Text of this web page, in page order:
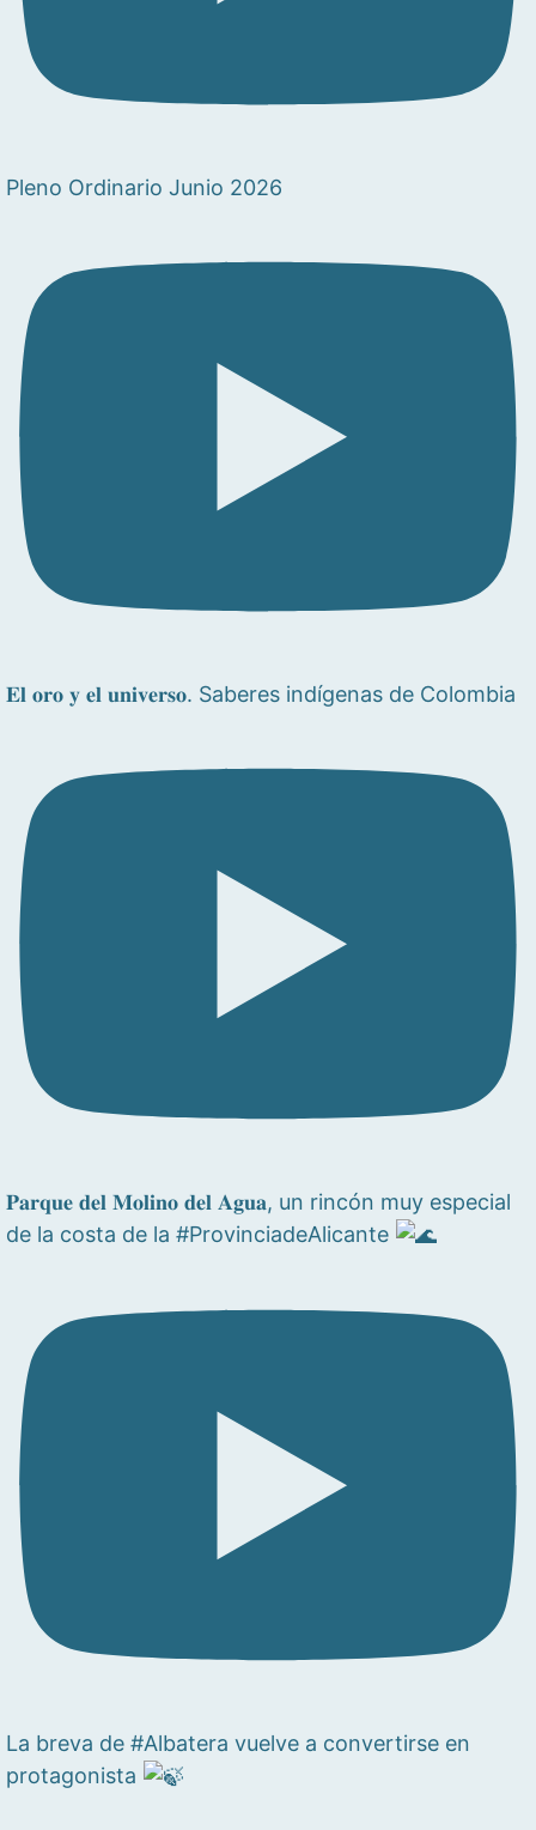
Pleno Ordinario Junio 2026
𝐄𝐥 𝐨𝐫𝐨 𝐲 𝐞𝐥 𝐮𝐧𝐢𝐯𝐞𝐫𝐬𝐨. Saberes indígenas de Colombia
𝐏𝐚𝐫𝐪𝐮𝐞 𝐝𝐞𝐥 𝐌𝐨𝐥𝐢𝐧𝐨 𝐝𝐞𝐥 𝐀𝐠𝐮𝐚, un rincón muy especial
de la costa de la #ProvinciadeAlicante
La breva de #Albatera vuelve a convertirse en
protagonista